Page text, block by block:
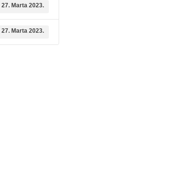
27. Marta 2023.
27. Marta 2023.